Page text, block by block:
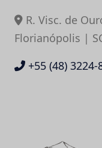
R. Visc. de
Florianópolis |
+55 (48) 3224-